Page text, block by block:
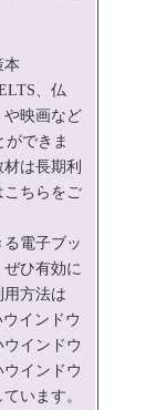
本
、仏
や映画など
ができま
は長期利
こちらをご
電子ブッ
ひ有効に
方法は
ウインドウ
インドウ
インドウ
います。